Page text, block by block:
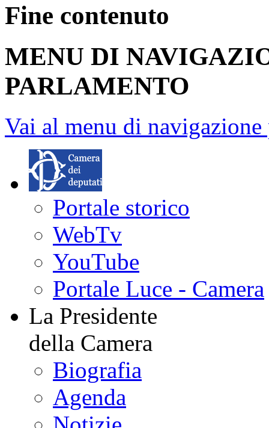
Fine contenuto
MENU DI
PARLAMENTO
Vai al menu di
Portale storico
WebTv
YouTube
Portale Luce - Camera
La Presidente
della Camera
Biografia
Agenda